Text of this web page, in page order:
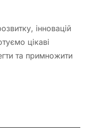
інновацій
цікаві
та примножити